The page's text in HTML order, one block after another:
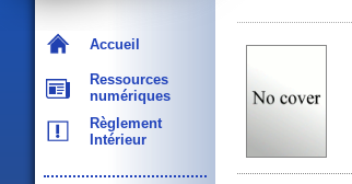
Accueil
Ressources
numériques
Règlement
Intérieur